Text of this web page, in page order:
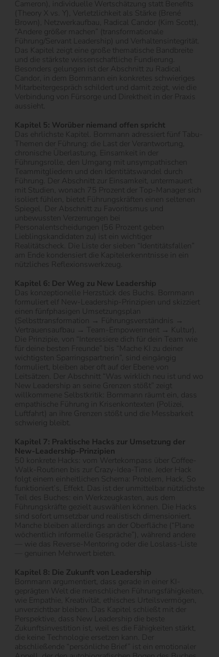
Cameron), individuelle Wertschätzung statt Benefits
(Theory X vs. Y), Verletzlichkeit als Stärke (Brené
Brown), Netzwerkaufbau, Radical Candor (Kim Scott),
“Andere größer machen” (transformationale
Führung/Servant Leadership) und Verhaltensintegrität.
Das Kapitel zeigt eine große thematische Bandbreite
und die stärkste wissenschaftliche Fundierung.
Besonders gelungen ist der Abschnitt zu Radical
Candor, in dem Bornmann ein konkretes schwieriges
Mitarbeitergespräch schildert und damit zeigt, wie die
Verbindung von Fürsorge und Direktheit in der Praxis
aussieht.
Kapitel 5: Worüber niemand offen spricht
Das ehrlichste Kapitel. Bornmann adressiert fünf Tabu-
Themen der Führung: die Last der Verantwortung,
chronische Überlastung, Einsamkeit in der
Führungsrolle, den Umgang mit unsympathischen
Teammitgliedern und den Identitätswandel durch
Führung. Der Abschnitt zur Einsamkeit, untermauert
mit Studien, wonach 75 Prozent der Top-Manager sich
isoliert fühlen, bietet Führungskräften einen seltenen
Spiegel. Der Abschnitt zu Favoritismus und
unbewussten Verzerrungen bei
Personalentscheidungen (56 Prozent geben
Lieblingskandidaten zu) ist ein wichtiger
Realitätscheck. Die Liste der sieben “Identitätsfallen”
am Ende kondensiert die Kapitelerkenntnisse in ein
nützliches Reflexionswerkzeug.
Kapitel 6: Der Weg zu New Leadership
Das konzeptionelle Herzstück des Buchs. Bornmann
formuliert elf New-Leadership-Prinzipien und skizziert
einen fünfphasigen Umsetzungsplan
(Selbsttransformation → Führungsverständnis →
Vertrauensaufbau → Team-Empowerment → Kultur).
Die Prinzipie, von “Interessiere dich für dein Team wie
für deine besten Freunde” bis “Mache KI zu deiner
wichtigsten Sparringspartnerin”, sind eingängig
formuliert, bleiben aber oft auf der Ebene von
Leitsätzen. Der Abschnitt “Was wirklich neu ist und wo
New Leadership an seine Grenzen stößt” zeigt
willkommene Selbstkritik: Bornmann räumt ein, dass
empathische Führung in Krisenkontexten (Polizei,
Luftfahrt) an ihre Grenzen stößt und die Messbarkeit
schwierig bleibt.
Kapitel 7: Praktische Hacks zur Umsetzung der
New-Leadership-Prinzipien
50 konkrete Hacks: vom Wertekompass über Coffee-
Walk-Routinen bis zur Crazy-Idea-Time. Jeder Hack
folgt einem einheitlichen Schema: Problem, Hack, So
funktioniert’s, Effekt. Das ist der unmittelbar nützlichste
Teil des Buches: ein Werkzeugkasten, aus dem
Führungskräfte gezielt auswählen können. Die Hacks
sind sofort umsetzbar und realistisch dimensioniert.
Manche bleiben allerdings an der Oberfläche (“Plane
wöchentlich informelle Gespräche”), während andere
— wie das Reverse-Mentoring oder die Loslass-Liste
— genuinen Mehrwert bieten.
Kapitel 8: Die Zukunft von Leadership
Bornmann argumentiert, dass gerade in einer KI-
geprägten Welt die menschlichen Führungsfähigkeiten,
wie Empathie, Kreativität, ethisches Urteilsvermögen,
unverzichtbar bleiben. Das Kapitel schließt mit der
Perspektive, dass New Leadership die beste
Zukunftsinvestition ist, weil es die Fähigkeiten stärkt,
die keine Technologie ersetzen kann. Der
abschließende “persönliche Brief” ist ein emotionaler